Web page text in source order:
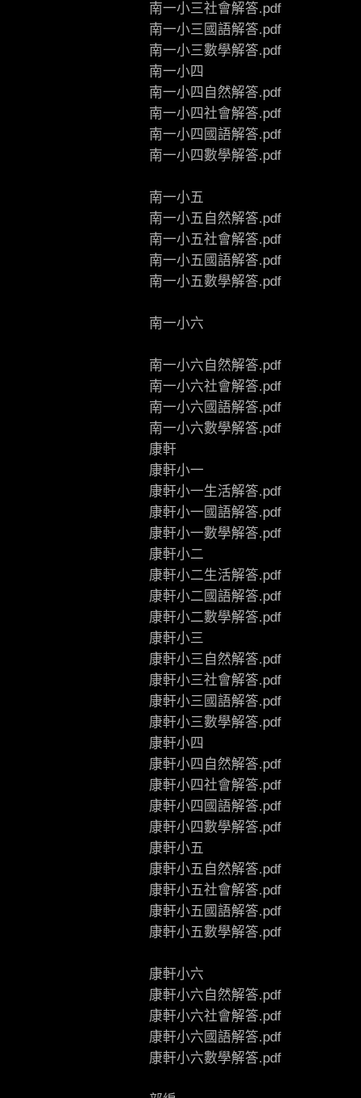
南一小三社會解答.pdf
南一小三國語解答.pdf
南一小三數學解答.pdf
南一小四
南一小四自然解答.pdf
南一小四社會解答.pdf
南一小四國語解答.pdf
南一小四數學解答.pdf
南一小五
南一小五自然解答.pdf
南一小五社會解答.pdf
南一小五國語解答.pdf
南一小五數學解答.pdf
南一小六
南一小六自然解答.pdf
南一小六社會解答.pdf
南一小六國語解答.pdf
南一小六數學解答.pdf
康軒
康軒小一
康軒小一生活解答.pdf
康軒小一國語解答.pdf
康軒小一數學解答.pdf
康軒小二
康軒小二生活解答.pdf
康軒小二國語解答.pdf
康軒小二數學解答.pdf
康軒小三
康軒小三自然解答.pdf
康軒小三社會解答.pdf
康軒小三國語解答.pdf
康軒小三數學解答.pdf
康軒小四
康軒小四自然解答.pdf
康軒小四社會解答.pdf
康軒小四國語解答.pdf
康軒小四數學解答.pdf
康軒小五
康軒小五自然解答.pdf
康軒小五社會解答.pdf
康軒小五國語解答.pdf
康軒小五數學解答.pdf
康軒小六
康軒小六自然解答.pdf
康軒小六社會解答.pdf
康軒小六國語解答.pdf
康軒小六數學解答.pdf